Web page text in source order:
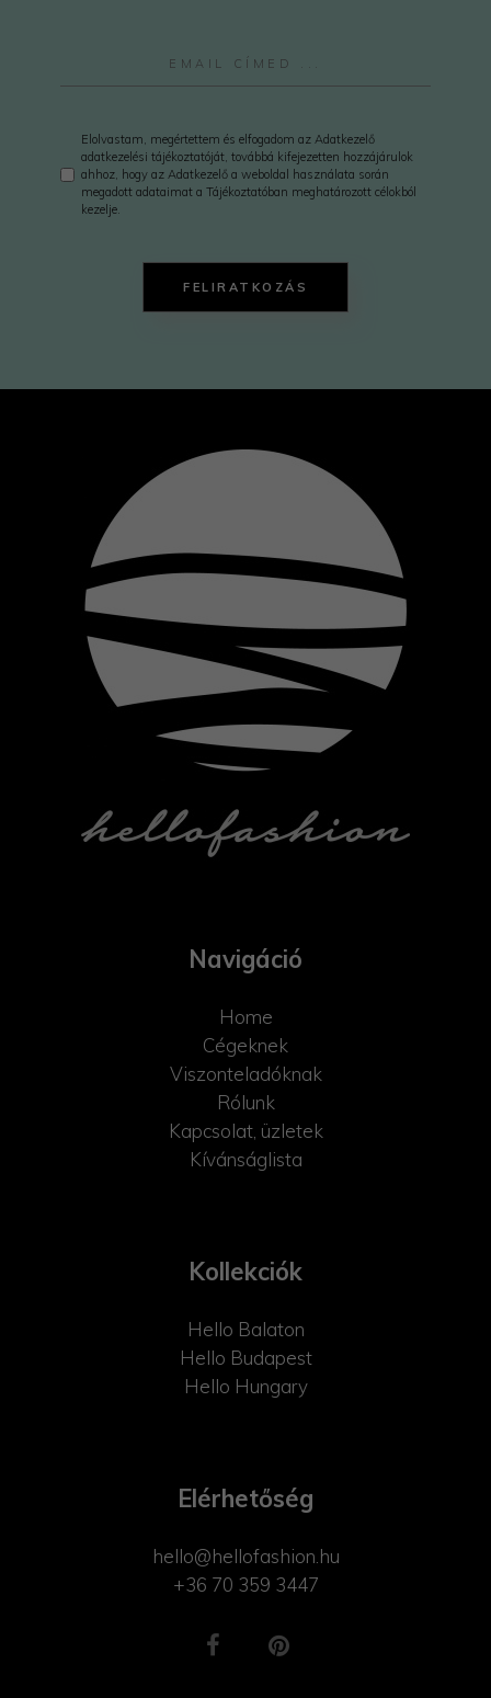
Elolvastam, megértettem és elfogadom az Adatkezelő
adatkezelési tájékoztatóját, továbbá kifejezetten hozzájárulok
ahhoz, hogy az Adatkezelő a weboldal használata során
megadott adataimat a Tájékoztatóban meghatározott célokból
kezelje.
FELIRATKOZÁS
Navigáció
Home
Cégeknek
Viszonteladóknak
Rólunk
Kapcsolat, üzletek
Kívánságlista
Kollekciók
Hello Balaton
Hello Budapest
Hello Hungary
Elérhetőség
hello@hellofashion.hu
+36 70 359 3447